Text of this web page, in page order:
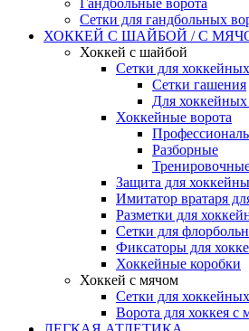
Гандбольные ворота
Сетки для гандбольных
ХОККЕЙ С ШАЙБОЙ / С
Хоккей с шайбой
Сетки для
Сетки гашения
Для
Хоккейные ворота
Разборные
Защита для
Имитатор вратаря
Разметки для
Сетки для
Фиксаторы для
Хоккейные коробки
Хоккей с мячом
Сетки для
Ворота для хоккея с